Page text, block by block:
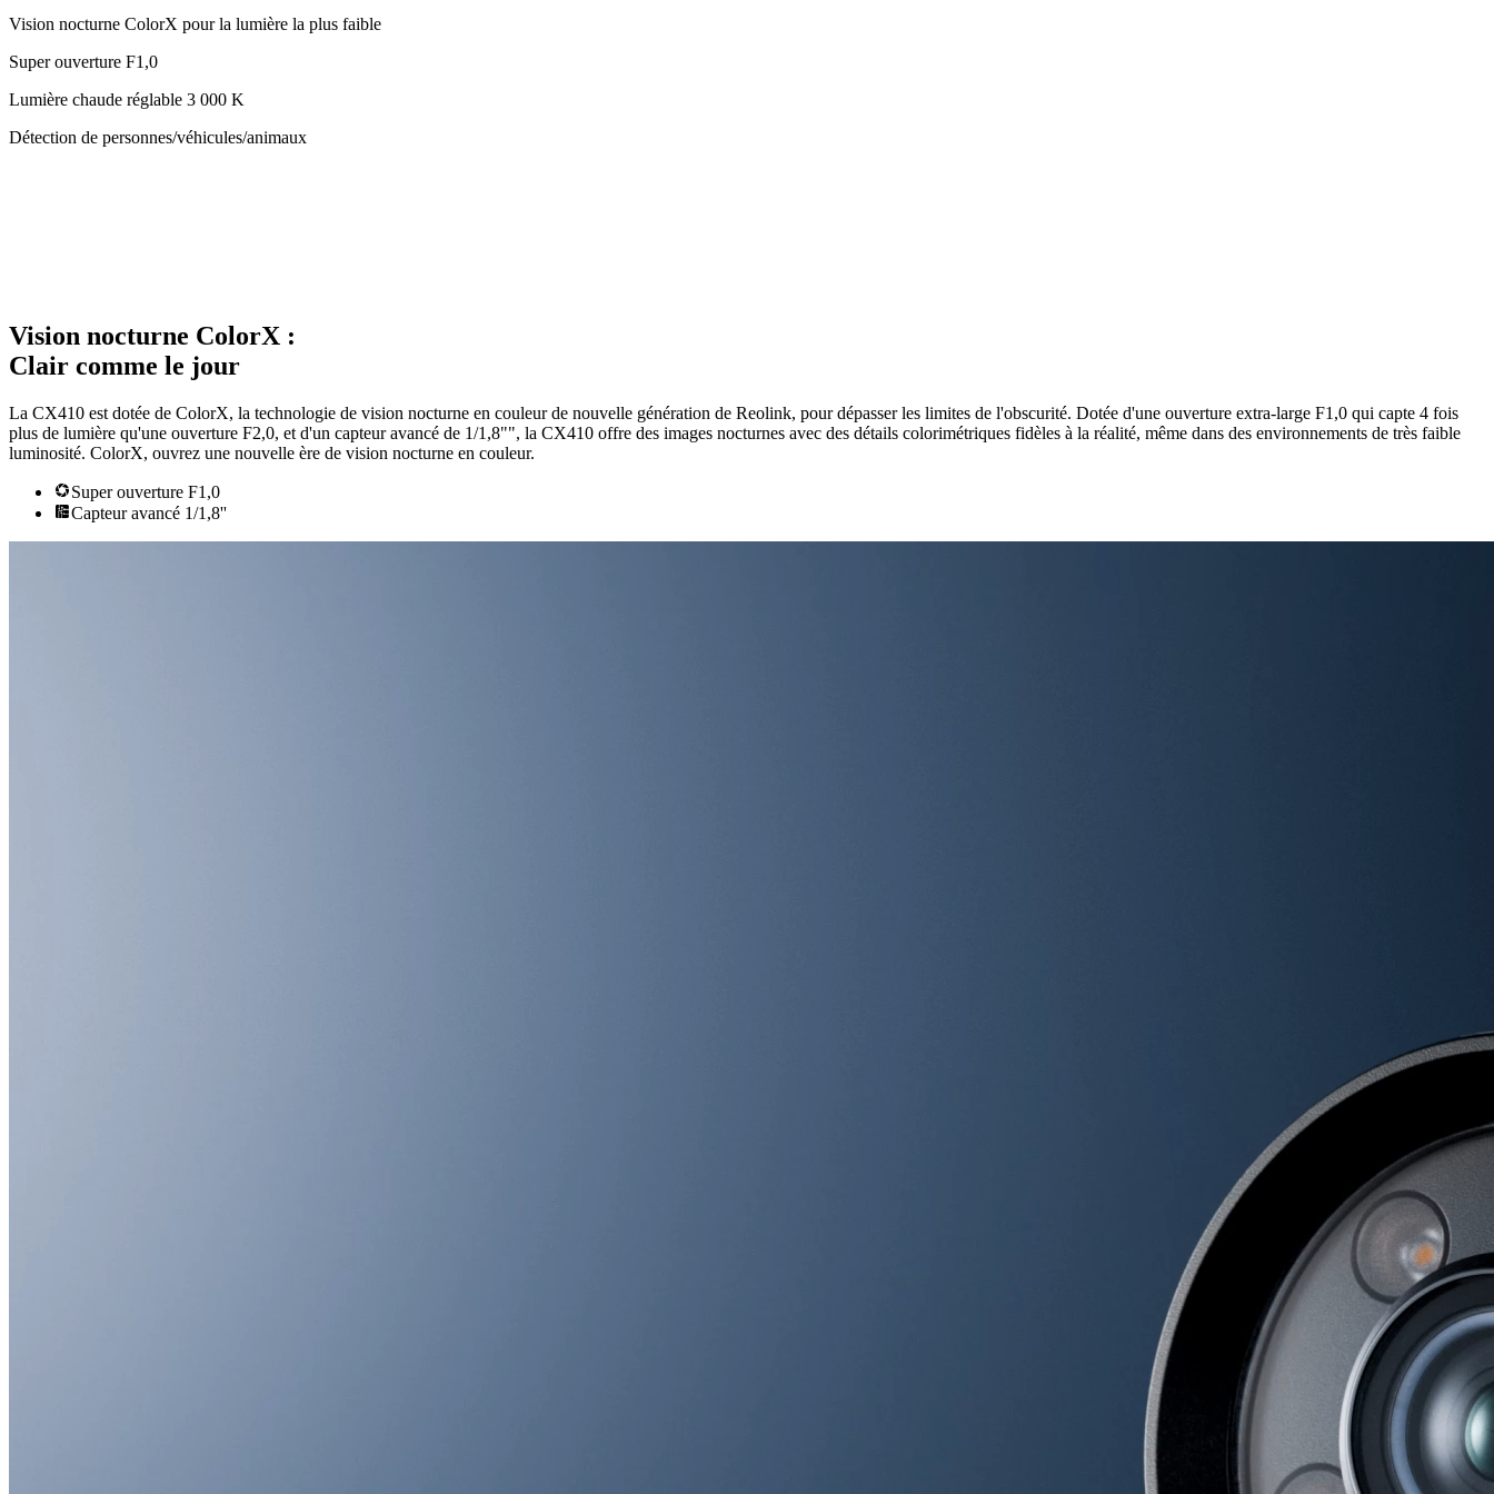
Vision nocturne ColorX pour la lumière la plus faible
Super ouverture F1,0
Lumière chaude réglable 3 000 K
Détection de personnes/véhicules/animaux
Vision nocturne ColorX :
Clair comme le jour
La CX410 est dotée de ColorX, la technologie de vision nocturne en couleur de nouvelle génération de Reolink, pour dépasser les limites de l'obscurité. Dotée d'une ouverture extra-large F1,0 qui capte 4 fois
plus de lumière qu'une ouverture F2,0, et d'un capteur avancé de 1/1,8"", la CX410 offre des images nocturnes avec des détails colorimétriques fidèles à la réalité, même dans des environnements de très faible
luminosité. ColorX, ouvrez une nouvelle ère de vision nocturne en couleur.
Super ouverture F1,0
Capteur avancé 1/1,8''